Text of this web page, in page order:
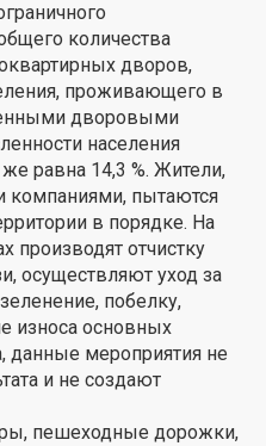
количества
дворов,
проживающего в
дворовыми
населения
равна 14,3 %. Жители,
компаниями, пытаются
в порядке. На
производят отчистку
осуществляют уход за
побелку,
износа основных
данные мероприятия не
и не создают
пешеходные дорожки,